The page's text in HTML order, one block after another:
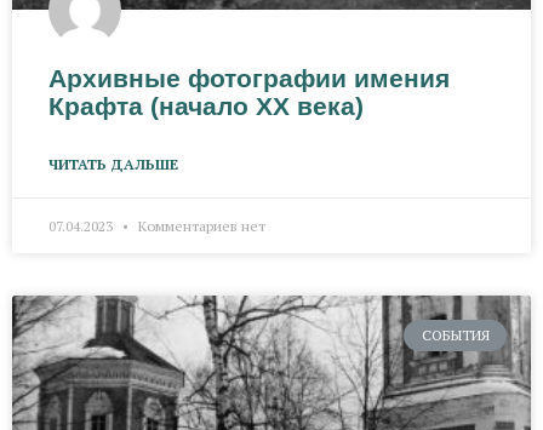
Архивные фотографии имения
Крафта (начало XX века)
ЧИТАТЬ ДАЛЬШЕ
07.04.2023 Комментариев нет
СОБЫТИЯ